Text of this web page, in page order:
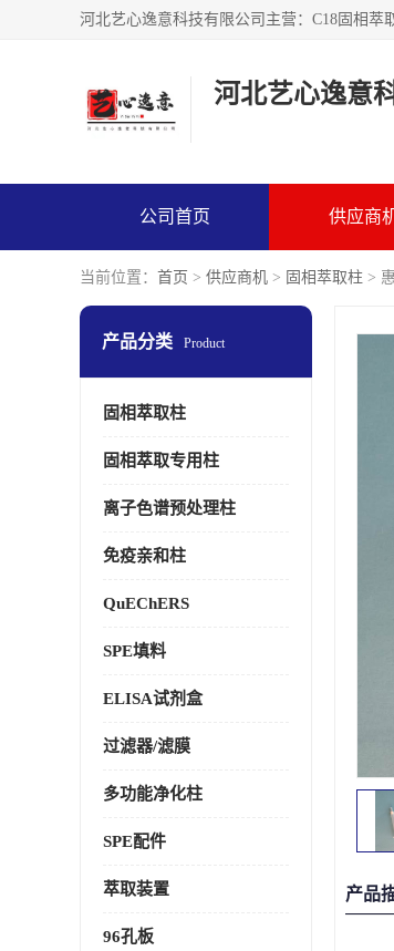
河北艺心逸意
公司首页 供应商
当前位置： 首页 > 供应商机 > 固相萃取柱 >
产品分类 Product
固相萃取柱
固相萃取专用柱
离子色谱预处理柱
免疫亲和柱
QuEChERS
SPE填料
ELISA试剂盒
过滤器/滤膜
多功能净化柱
SPE配件
萃取装置
96孔板
产品